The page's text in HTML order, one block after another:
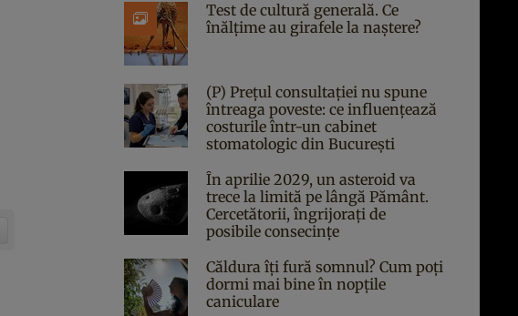
Test de cultură generală. Ce
înălțime au girafele la naștere?
(P) Prețul consultației nu spune
întreaga poveste: ce influențează
costurile într-un cabinet
stomatologic din București
În aprilie 2029, un asteroid va
trece la limită pe lângă Pământ.
Cercetătorii, îngrijorați de
posibile consecințe
Căldura îți fură somnul? Cum poți
dormi mai bine în nopțile
caniculare